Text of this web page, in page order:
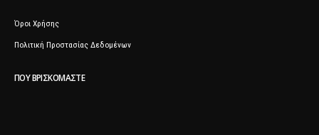
Όροι Χρήσης
Πολιτική Προστασίας Δεδομένων
ΠΟΥ ΒΡΙΣΚΌΜΑΣΤΕ